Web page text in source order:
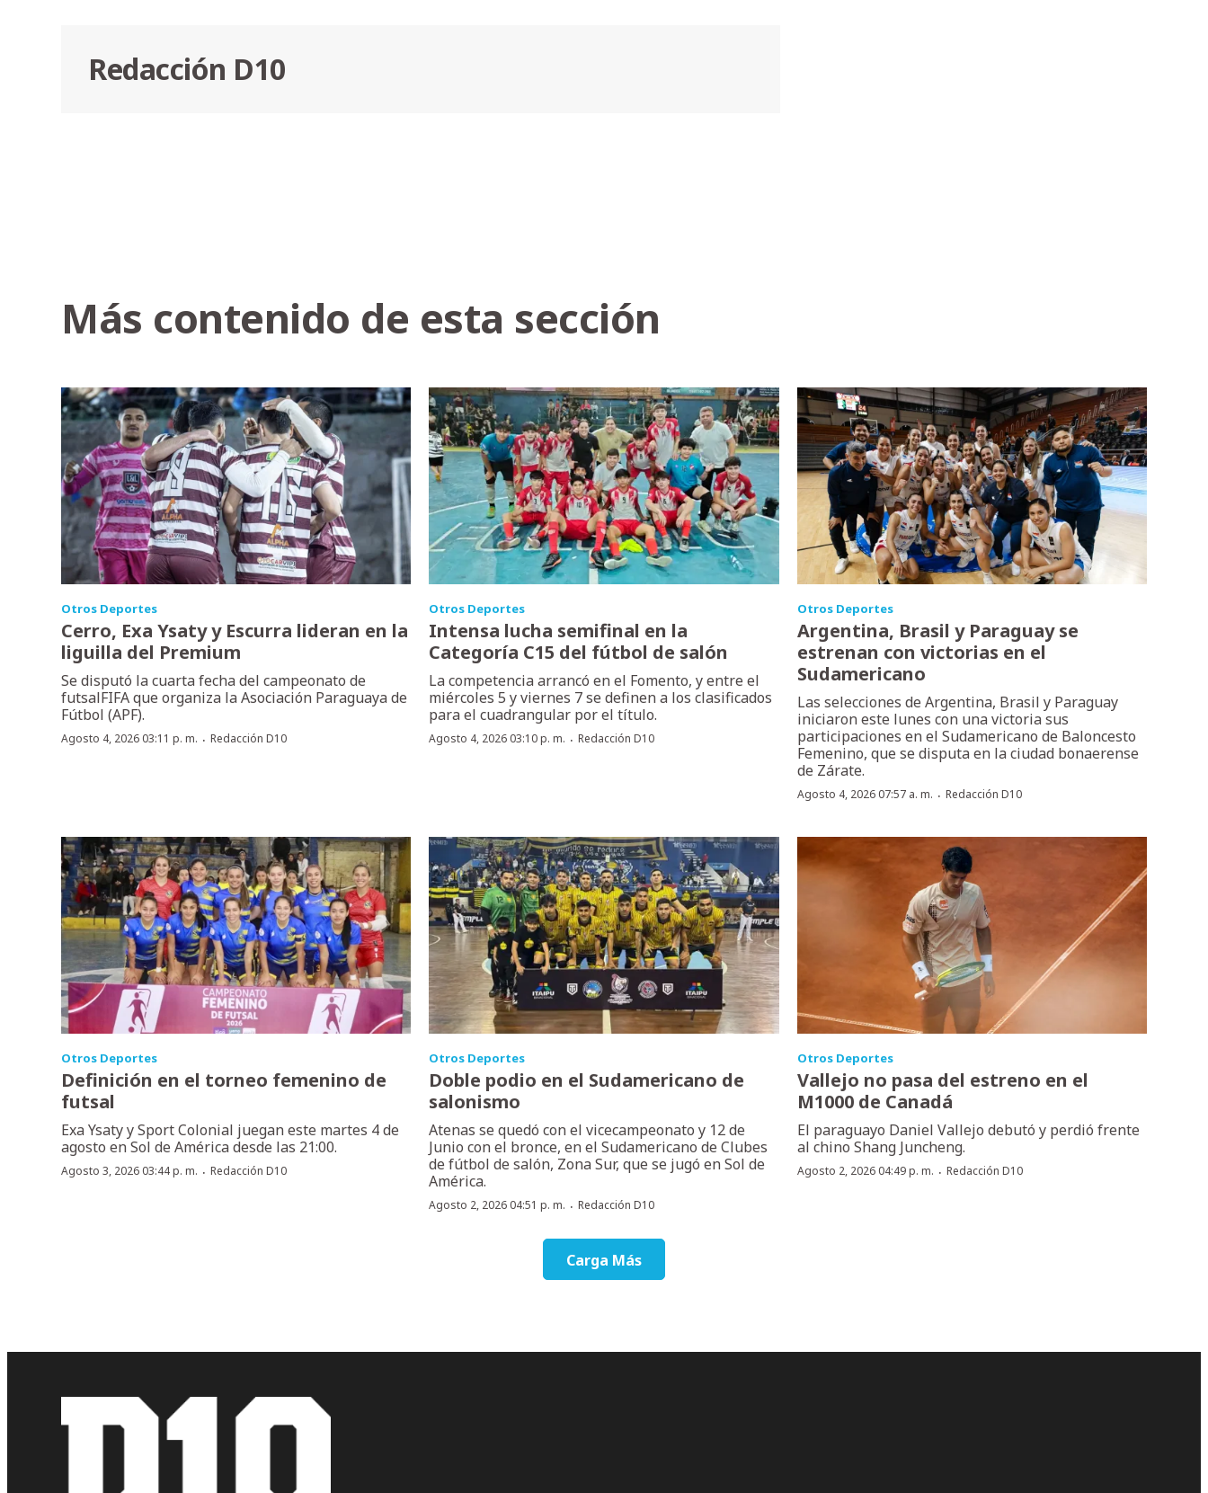
Redacción D10
Más contenido de esta sección
Otros Deportes
Cerro, Exa Ysaty y Escurra lideran en la
liguilla del Premium
Se disputó la cuarta fecha del campeonato de
futsalFIFA que organiza la Asociación Paraguaya de
Fútbol (APF).
Agosto 4, 2026 03:11 p. m. · Redacción D10
Otros Deportes
Intensa lucha semifinal en la
Categoría C15 del fútbol de salón
La competencia arrancó en el Fomento, y entre el
miércoles 5 y viernes 7 se definen a los clasificados
para el cuadrangular por el título.
Agosto 4, 2026 03:10 p. m. ·Redacción D10
Otros Deportes
Argentina, Brasil y Paraguay se
estrenan con victorias en el
Sudamericano
Las selecciones de Argentina, Brasil y Paraguay
iniciaron este lunes con una victoria sus
participaciones en el Sudamericano de Baloncesto
Femenino, que se disputa en la ciudad bonaerense
de Zárate.
Agosto 4, 2026 07:57 a. m. · Redacción D10
Otros Deportes
Definición en el torneo femenino de
futsal
Exa Ysaty y Sport Colonial juegan este martes 4 de
agosto en Sol de América desde las 21:00.
Agosto 3, 2026 03:44 p. m. · Redacción D10
Otros Deportes
Doble podio en el Sudamericano de
salonismo
Atenas se quedó con el vicecampeonato y 12 de
Junio con el bronce, en el Sudamericano de Clubes
de fútbol de salón, Zona Sur, que se jugó en Sol de
América.
Agosto 2, 2026 04:51 p. m. ·Redacción D10
Otros Deportes
Vallejo no pasa del estreno en el
M1000 de Canadá
El paraguayo Daniel Vallejo debutó y perdió frente
al chino Shang Juncheng.
Agosto 2, 2026 04:49 p. m. · Redacción D10
Carga Más